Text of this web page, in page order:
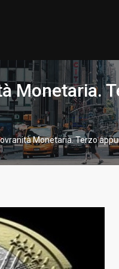
Monetaria.
Monetaria. Terzo